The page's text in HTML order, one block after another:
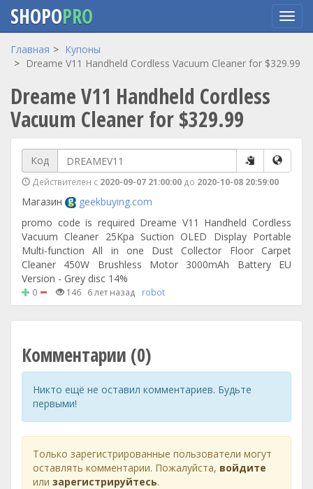
Перейти
содержанию
SHOPOPRO
Главная
Купоны
Dreame V11 Handheld Cordless Vacuum Cleaner for $329.99
Dreame V11 Handheld Cordless
Vacuum Cleaner for $329.99
Код
Действителен с 2020-09-07 21:00:00 до 2020-10-08 20:59:00
Магазин
geekbuying.com
promo code is required Dreame V11 Handheld Cordless
Vacuum Cleaner 25Kpa Suction OLED Display Portable
Multi-function All in one Dust Collector Floor Carpet
Cleaner 450W Brushless Motor 3000mAh Battery EU
Version - Grey disc 14%
0 146 6 лет назад robot
Комментарии (0)
Никто ещё не оставил комментариев. Будьте
первыми!
Только зарегистрированные пользователи могут
оставлять комментарии. Пожалуйста, войдите
или зарегистрируйтесь.